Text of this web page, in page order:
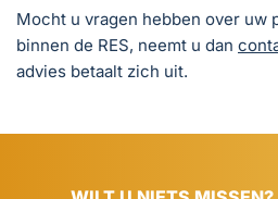
Mocht u vragen hebben over uw
binnen de RES, neemt u dan
advies betaalt zich uit.